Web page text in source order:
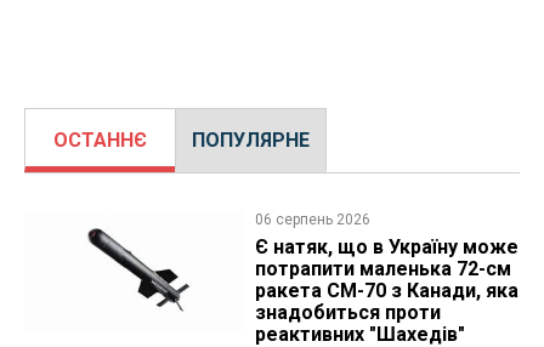
ОСТАННЄ ПОПУЛЯРНЕ
06 серпень 2026
Є натяк, що в Україну може
потрапити маленька 72-см
ракета CM-70 з Канади, яка
знадобиться проти
реактивних "Шахедів"